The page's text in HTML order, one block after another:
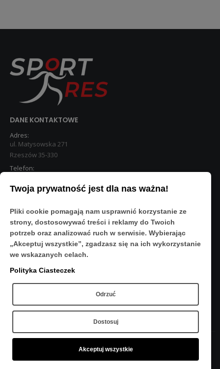
DANE KONTAKTOWE
Adres:
ul. Matysowska 271
Rzeszów 35-330
Telefon:
STREFA KLIENTA
Moje konto
O Nas
Polityka prywatności
Regulamin
FAQ
OBSERWUJ NAS
Copyright © 2020 - Sport-Res - Wszelkie prawa zastrzeżone.
Twoja prywatność jest dla nas ważna!
Pliki cookie pomagają nam usprawnić korzystanie ze
strony, dostosowywać treści i reklamy do Twoich
potrzeb oraz analizować ruch w serwisie. Wybierając
„Akceptuj wszystkie”, zgadzasz się na ich wykorzystanie
we wskazanych celach.
Polityka Ciasteczek
Odrzuć
Dostosuj
Akceptuj wszystkie